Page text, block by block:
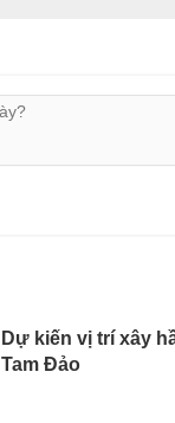
Dự kiến vị trí xây
Tam Đảo